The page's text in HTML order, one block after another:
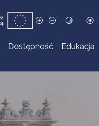
Dostępność Edukacja